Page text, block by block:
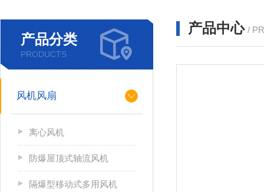
产品分类
PRODUCTS
风机风扇
离心风机
防爆屋顶式轴流风机
隔爆型移动式多用风机
产品中心 /